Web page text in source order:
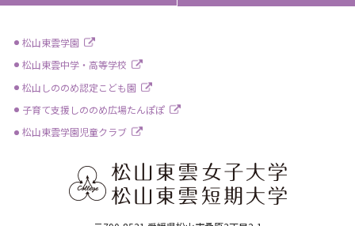
松山東雲学園
松山東雲中学・高等学校
松山しののめ認定こども園
子育て支援しののめ広場たんぽぽ
松山東雲学園児童クラブ